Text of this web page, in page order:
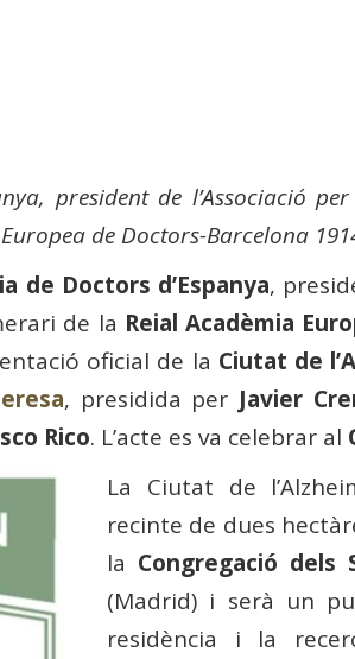
president de l’Associació
de Doctors-Barcelona
de Doctors d’Espanya,
de la Reial Acadèmia
oficial de la Ciutat de
, presidida per Javier
Rico. L’acte es va celebrar al
La Ciutat de
recinte de dues
la Congregació dels
(Madrid) i serà un
residència i la